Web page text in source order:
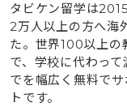
タビケン留学は
2万人以上の方へ海
た。世界100以上の
で、学校に代わっ
でを幅広く無料で
トです。